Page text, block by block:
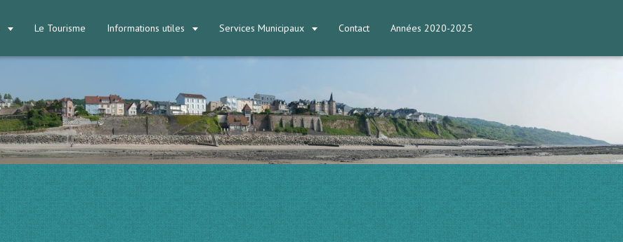
Le Tourisme Informations utiles Services Municipaux Contact Années 2020-2025